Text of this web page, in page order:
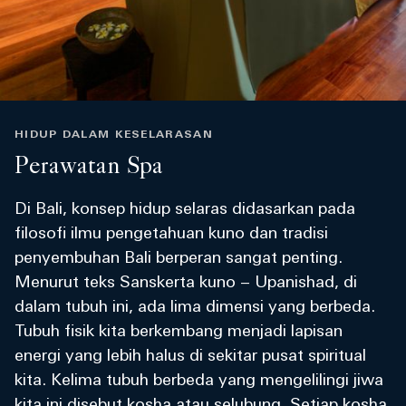
HIDUP DALAM KESELARASAN
Perawatan Spa
Di Bali, konsep hidup selaras didasarkan pada
filosofi ilmu pengetahuan kuno dan tradisi
penyembuhan Bali berperan sangat penting.
Menurut teks Sanskerta kuno – Upanishad, di
dalam tubuh ini, ada lima dimensi yang berbeda.
Tubuh fisik kita berkembang menjadi lapisan
energi yang lebih halus di sekitar pusat spiritual
kita. Kelima tubuh berbeda yang mengelilingi jiwa